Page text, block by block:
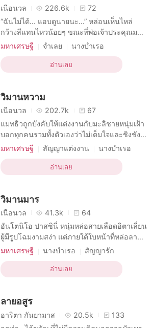
เนื้อนวล 226.6k
72
“ฉันไม่ได้... แอบดูนายนะ...” หล่อนเห็นไหล่
กว้างสีแทนไหวน้อยๆ ขณะที่พ่อเจ้าประคุณมอง
ผ่านหล่อนไปราวกับตัวหล่อนเป็นอากาศธาตุยัง
ลงไปขย้ำตาบ้านี่ในสระเสียให้รู้แล้วรู้รอด ทำไม
เขาจะต้องทำราวกับว่าหล่อนไร้ค่าในสายตา
อยู่ในที่ๆ
มหาเศรษฐี จำเลย
นางบำเรอ
บทบาทที่เป็นชายหล่อ
บทบาทที่มีเสน่ห์ ชาย
โรแมนติก
เมียเก็บ
ศัตรูกลายเป็นคนรัก
อ่านเลย
วิมานหวาม
เนื้อนวล 202.7k
67
แมทธิวถูกบังคับให้แต่งงานกับมะลิชายหนุ่มเฝ้า
บอกทุกคนรวมทั้งตัวเองว่าไม่เต็มใจและชิงชัง
แม่เจ้าสาวเด็กเป็นที่สุดแต่สุดท้ายก็แพ้หัวใจตัว
เองรักผู้หญิงที่ตัวเองบอกว่าเกลียดจนหมดใจ
“คุณแมทธิว...!” หล่อนอุทานและหันกลับหลังไป
มอง ก็ได้เห็นผู้ชายที่หล่อนคิดถึงทุกลมหายใจยืน
มหาเศรษฐี สัญญาแต่งงาน
นางบำเรอ
บทบาทที่เป็นชายหล่อ
บทบาทที่มีเสน่ห์ ชาย
โรแมนติก
เมียเก็บ
อ่านเลย
วิมานมาร
เนื้อนวล 41.3k
64
อันโตนิโอ ปาสซินี่ หนุ่มหล่อสายเลือดอิตาเลี่ยน
ผู้มีรูปโฉมงามสง่า แต่ภายใต้ใบหน้าที่หล่อลาก
ดินนั้นใครจะล่วงรู้ได้บ้างว่า เขา... ซ่อนความ
คลั่งแค้นเอาไว้มากมายแค่ไหน มาร์กาเร็ต ปา
เชโก้ สาวน้อยไร้เดียงสา หล่อนหลงรักผู้ชายที่
ชื่อ อันโตนิโอ ปาสซินี่ จนหมดหัวใจ รักทั้งๆ ที่รู้
มหาเศรษฐี นางบำเรอ
สัญญารัก
บทบาทที่เป็นชายหล่อ
บทบาทที่มีเสน่ห์ ชาย
โรแมนติก
สาวใช้
ความสัมพันธ์ลับ
อ่านเลย
ลายอสูร
อาริตา กันยามาส 20.5k
133